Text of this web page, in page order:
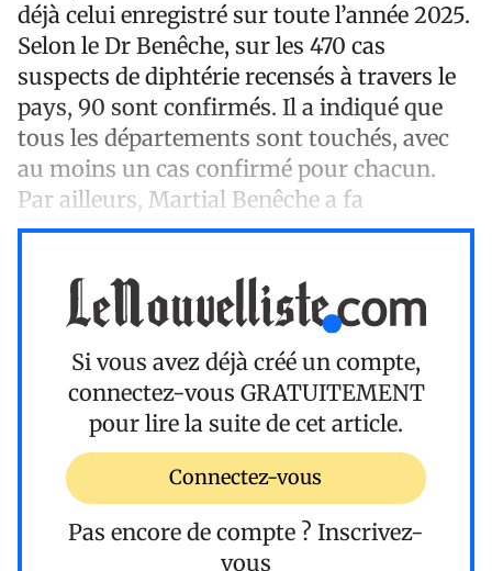
déjà celui enregistré sur toute l’année 2025.
Selon le Dr Benêche, sur les 470 cas
suspects de diphtérie recensés à travers le
pays, 90 sont confirmés. Il a indiqué que
tous les départements sont touchés, avec
au moins un cas confirmé pour chacun.
Par ailleurs, Martial Benêche a fa
Si vous avez déjà créé un compte,
connectez-vous GRATUITEMENT
pour lire la suite de cet article.
Connectez-vous
Pas encore de compte ? Inscrivez-
vous